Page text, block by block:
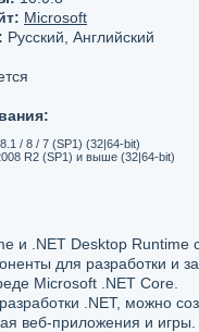
Microsoft
Русский, Английский
/ 8 / 7 (SP1) (32|64-bit)
R2 (SP1) и выше (32|64-bit)
и .NET Desktop Runtime
для разработки и
Microsoft .NET Core.
.NET, можно
веб-приложения и